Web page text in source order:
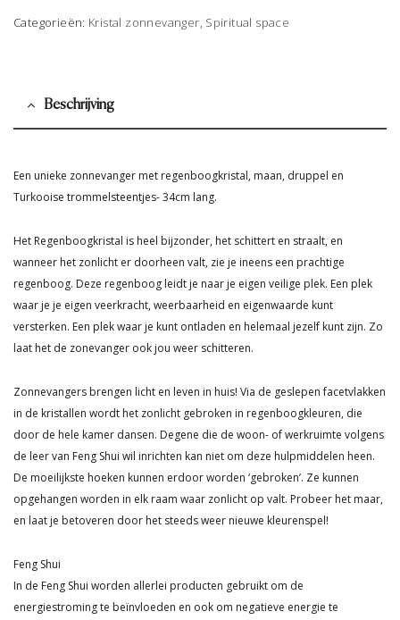
Categorieën: Kristal zonnevanger, Spiritual space
Beschrijving
Een unieke zonnevanger met regenboogkristal, maan, druppel en
Turkooise trommelsteentjes- 34cm lang.
Het Regenboogkristal is heel bijzonder, het schittert en straalt, en
wanneer het zonlicht er doorheen valt, zie je ineens een prachtige
regenboog. Deze regenboog leidt je naar je eigen veilige plek. Een plek
waar je je eigen veerkracht, weerbaarheid en eigenwaarde kunt
versterken. Een plek waar je kunt ontladen en helemaal jezelf kunt zijn. Zo
laat het de zonevanger ook jou weer schitteren.
Zonnevangers brengen licht en leven in huis! Via de geslepen facetvlakken
in de kristallen wordt het zonlicht gebroken in regenboogkleuren, die
door de hele kamer dansen. Degene die de woon- of werkruimte volgens
de leer van Feng Shui wil inrichten kan niet om deze hulpmiddelen heen.
De moeilijkste hoeken kunnen erdoor worden ‘gebroken’. Ze kunnen
opgehangen worden in elk raam waar zonlicht op valt. Probeer het maar,
en laat je betoveren door het steeds weer nieuwe kleurenspel!
Feng Shui
In de Feng Shui worden allerlei producten gebruikt om de
energiestroming te beïnvloeden en ook om negatieve energie te